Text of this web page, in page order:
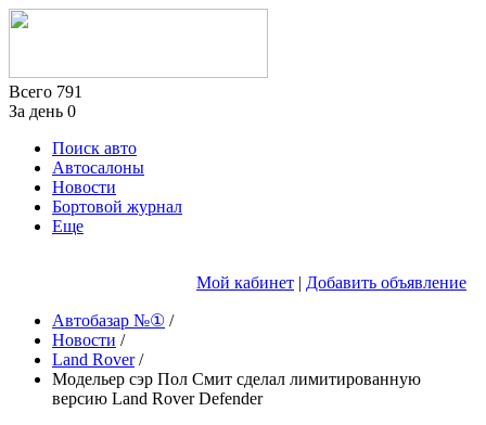
Всего 791
За день 0
Поиск авто
Автосалоны
Новости
Бортовой журнал
Еще
Мой кабинет | Добавить объявление
Автобазар №① /
Новости /
Land Rover /
Модельер сэр Пол Смит сделал лимитированную
версию Land Rover Defender